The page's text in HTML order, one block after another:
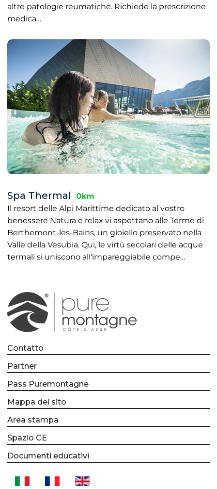
altre patologie reumatiche. Richiede la prescrizione
medica…
Spa Thermal
0km
Il resort delle Alpi Marittime dedicato al vostro
benessere Natura e relax vi aspettano alle Terme di
Berthemont-les-Bains, un gioiello preservato nella
Valle della Vesubia. Qui, le virtù secolari delle acque
termali si uniscono all'impareggiabile compe…
Contatto
Partner
Pass Puremontagne
Mappa del sito
Area stampa
Spazio CE
Documenti educativi